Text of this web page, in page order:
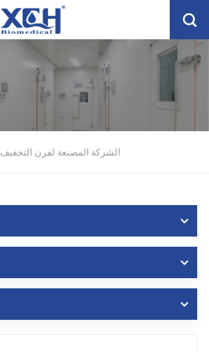
الشركة المصنعة لفرن التجفيف